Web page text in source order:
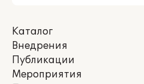
Каталог
Внедрения
Публикации
Мероприятия